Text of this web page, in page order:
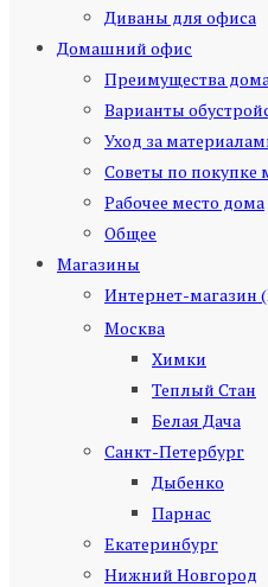
Диваны для офиса
Домашний офис
Преимущества
Варианты
Уход за
Советы по покупке
Рабочее место дома
Общее
Магазины
Интернет-магазин
Москва
Химки
Теплый Стан
Белая Дача
Санкт-Петербург
Дыбенко
Парнас
Екатеринбург
Нижний Новгород